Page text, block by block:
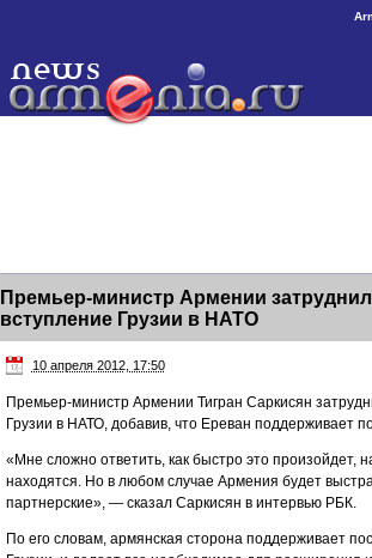
Премьер-министр Армении
вступление Грузии в НАТО
10 апреля 2012, 17:50
Премьер-министр Армении Тигран Саркисян
Грузии в НАТО, добавив, что Ереван поддерживает
«Мне сложно ответить, как быстро это произойдет,
находятся. Но в любом случае Армения будет
партнерские», — сказал Саркисян в интервью РБК.
По его словам, армянская сторона поддерживает